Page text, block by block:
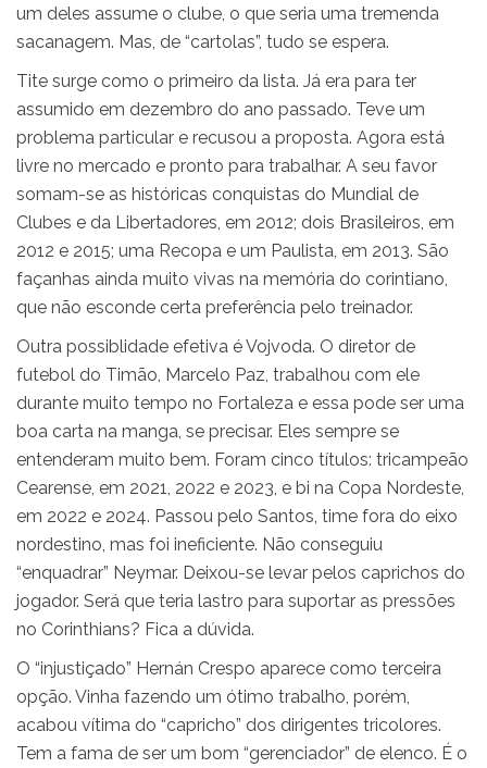
um deles assume o clube, o que seria uma tremenda
sacanagem. Mas, de “cartolas”, tudo se espera.
Tite surge como o primeiro da lista. Já era para ter
assumido em dezembro do ano passado. Teve um
problema particular e recusou a proposta. Agora está
livre no mercado e pronto para trabalhar. A seu favor
somam-se as históricas conquistas do Mundial de
Clubes e da Libertadores, em 2012; dois Brasileiros, em
2012 e 2015; uma Recopa e um Paulista, em 2013. São
façanhas ainda muito vivas na memória do corintiano,
que não esconde certa preferência pelo treinador.
Outra possiblidade efetiva é Vojvoda. O diretor de
futebol do Timão, Marcelo Paz, trabalhou com ele
durante muito tempo no Fortaleza e essa pode ser uma
boa carta na manga, se precisar. Eles sempre se
entenderam muito bem. Foram cinco títulos: tricampeão
Cearense, em 2021, 2022 e 2023, e bi na Copa Nordeste,
em 2022 e 2024. Passou pelo Santos, time fora do eixo
nordestino, mas foi ineficiente. Não conseguiu
“enquadrar” Neymar. Deixou-se levar pelos caprichos do
jogador. Será que teria lastro para suportar as pressões
no Corinthians? Fica a dúvida.
O “injustiçado” Hernán Crespo aparece como terceira
opção. Vinha fazendo um ótimo trabalho, porém,
acabou vítima do “capricho” dos dirigentes tricolores.
Tem a fama de ser um bom “gerenciador” de elenco. É o